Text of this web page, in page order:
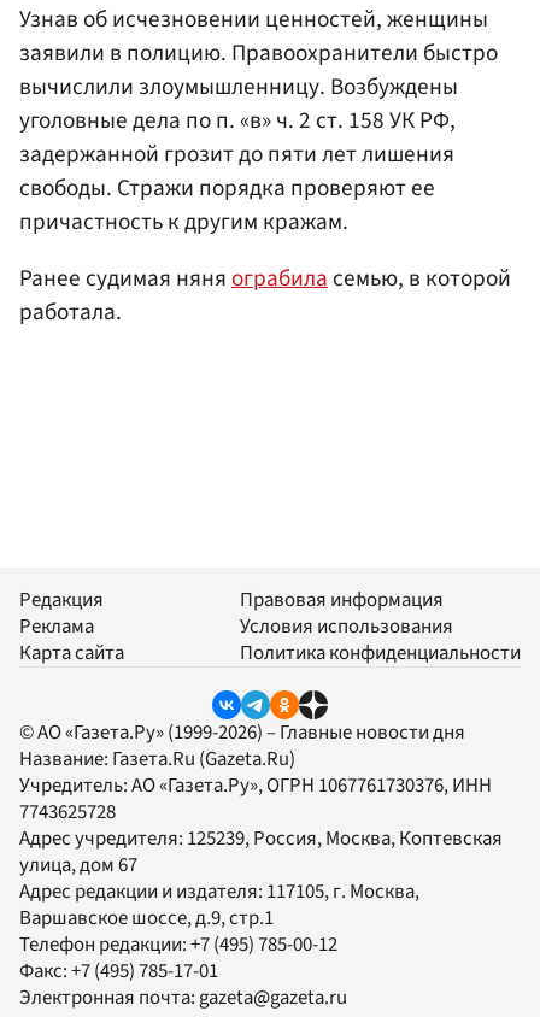
Узнав об исчезновении ценностей, женщины
заявили в полицию. Правоохранители быстро
вычислили злоумышленницу. Возбуждены
уголовные дела по п. «в» ч. 2 ст. 158 УК РФ,
задержанной грозит до пяти лет лишения
свободы. Стражи порядка проверяют ее
причастность к другим кражам.
Ранее судимая няняограбиласемью, в которой
работала.
Редакция
Реклама
Карта сайта
Правовая информация
Условия использования
Политика конфиденциальности
© АО «Газета.Ру» (1999-2026) – Главные новости дня
Название: Газета.Ru (Gazeta.Ru)
Учредитель:АО «Газета.Ру», ОГРН 1067761730376, ИНН
7743625728
Адрес учредителя: 125239, Россия, Москва, Коптевская
улица, дом 67
Адрес редакции и издателя: 117105, г. Москва,
Варшавское шоссе, д.9, стр.1
Телефон редакции:+7 (495) 785-00-12
Факс:+7 (495) 785-17-01
Электронная почта:gazeta@gazeta.ru